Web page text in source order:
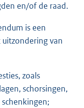
en/of de raad.
is een
van
zoals
schorsingen,